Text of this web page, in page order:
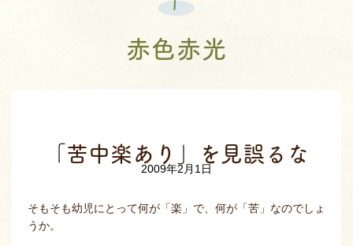
赤色赤光
「苦中楽あり」を見誤るな
2009年2月1日
そもそも幼児にとって何が「楽」で、何が「苦」なのでしょ
うか。